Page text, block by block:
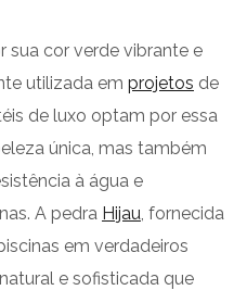
sua cor verde vibrante e
utilizada em projetos de
de luxo optam por essa
única, mas também
à água e
A pedra Hijau , fornecida
em verdadeiros
e sofisticada que